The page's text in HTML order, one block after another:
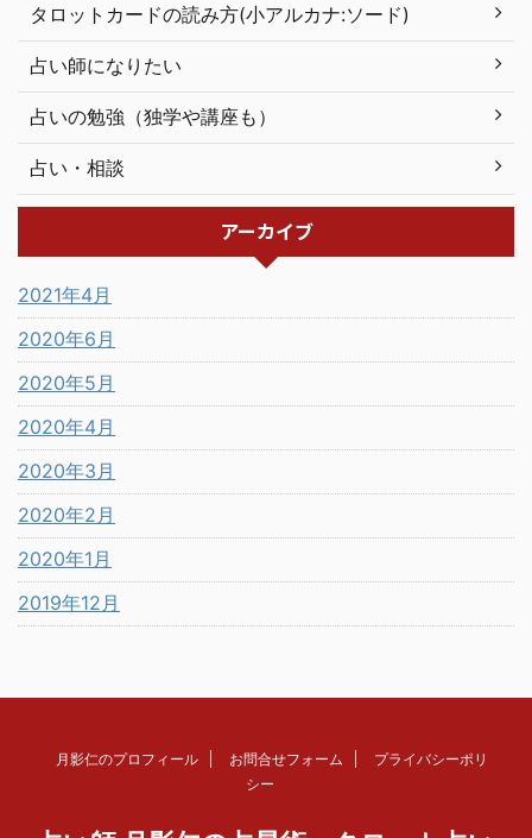
タロットカードの読み方(小アルカナ:ソード)
占い師になりたい
占いの勉強（独学や講座も）
占い・相談
アーカイブ
2021年4月
2020年6月
2020年5月
2020年4月
2020年3月
2020年2月
2020年1月
2019年12月
月影仁のプロフィール お問合せフォーム
プライバシーポリ
シー